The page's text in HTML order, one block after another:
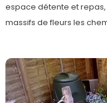
espace détente et
massifs de fleurs les